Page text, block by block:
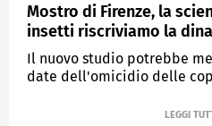
Mostro di Firenze, la
insetti riscriviamo la
Il nuovo studio potrebbe
date dell'omicidio delle
QUARTO GRADO